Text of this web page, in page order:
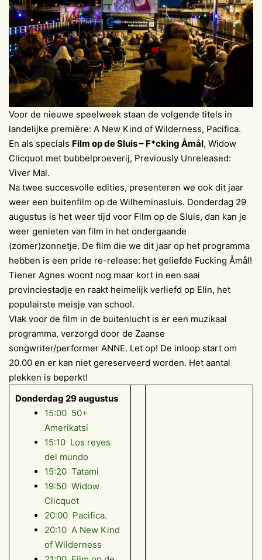
Voor de nieuwe speelweek staan de volgende titels in
landelijke première: A New Kind of Wilderness, Pacifica.
En als specials Film op de Sluis – F*cking Åmål, Widow
Clicquot met bubbelproeverij, Previously Unreleased:
Viver Mal.
Na twee succesvolle edities, presenteren we ook dit jaar
weer een buitenfilm op de Wilheminasluis. Donderdag 29
augustus is het weer tijd voor Film op de Sluis, dan kan je
weer genieten van film in het ondergaande
(zomer)zonnetje. De film die we dit jaar op het programma
hebben is een pride re-release: het geliefde Fucking Åmål!
Tiener Agnes woont nog maar kort in een saai
provinciestadje en raakt heimelijk verliefd op Elin, het
populairste meisje van school.
Vlak voor de film in de buitenlucht is er een muzikaal
programma, verzorgd door de Zaanse
songwriter/performer ANNE. Let op! De inloop start om
20.00 en er kan niet gereserveerd worden. Het aantal
plekken is beperkt!
Donderdag 29 augustus
15:00 50+
Amerikatsi
15:10 Los reyes
del mundo
15:20 Tatami
19:50 Widow
Clicquot
20:00 Pacifica.
20:10 A New Kind
of Wilderness